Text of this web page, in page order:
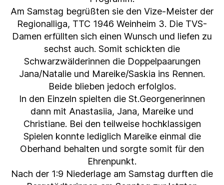
Am Samstag begrüßten sie den Vize-Meister der
Regionalliga, TTC 1946 Weinheim 3. Die TVS-
Damen erfüllten sich einen Wunsch und liefen zu
sechst auch. Somit schickten die
Schwarzwälderinnen die Doppelpaarungen
Jana/Natalie und Mareike/Saskia ins Rennen.
Beide blieben jedoch erfolglos.
In den Einzeln spielten die St.Georgenerinnen
dann mit Anastasiia, Jana, Mareike und
Christiane. Bei den teilweise hochklassigen
Spielen konnte lediglich Mareike einmal die
Oberhand behalten und sorgte somit für den
Ehrenpunkt.
Nach der 1:9 Niederlage am Samstag durften die